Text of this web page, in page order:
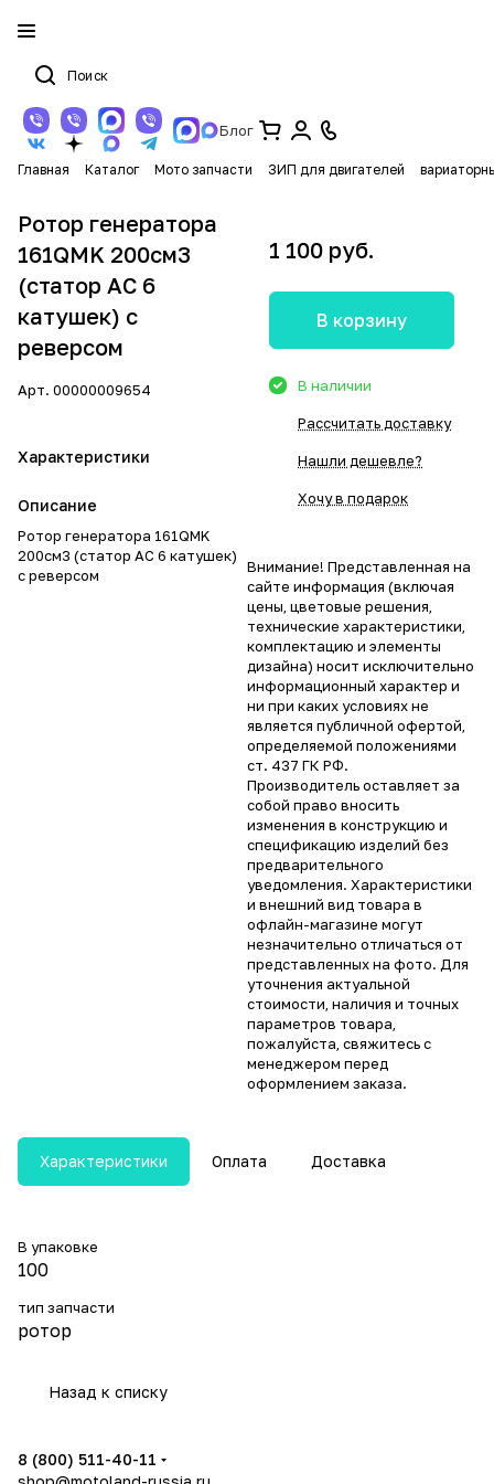
Блог
Главная Каталог Мото запчасти ЗИП для двигателей
Ротор генератора
161QMK 200см3
(статор AC 6
катушек) с
реверсом
Арт. 00000009654
Характеристики
Описание
Ротор генератора 161QMK
200см3 (статор AC 6 катушек)
с реверсом
1 100 руб.
В корзину
В наличии
Рассчитать доставку
Нашли дешевле?
Хочу в подарок
Внимание! Представленная на
сайте информация (включая
цены, цветовые решения,
технические характеристики,
комплектацию и элементы
дизайна) носит исключительно
информационный характер и
ни при каких условиях не
является публичной офертой,
определяемой положениями
ст. 437 ГК РФ.
Производитель оставляет за
собой право вносить
изменения в конструкцию и
спецификацию изделий без
предварительного
уведомления. Характеристики
и внешний вид товара в
офлайн-магазине могут
незначительно отличаться от
представленных на фото. Для
уточнения актуальной
стоимости, наличия и точных
параметров товара,
пожалуйста, свяжитесь с
менеджером перед
оформлением заказа.
Характеристики Оплата Доставка
В упаковке
100
тип запчасти
ротор
Назад к списку
8 (800) 511-40-11